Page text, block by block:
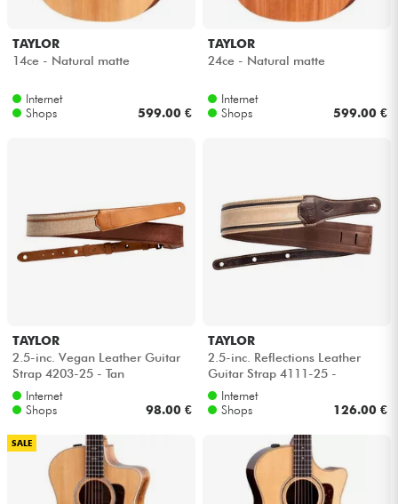
TAYLOR
14ce - Natural matte
Internet
Shops
599.00 €
TAYLOR
24ce - Natural matte
Internet
Shops
599.00 €
TAYLOR
2.5-inc. Vegan Leather Guitar
Strap 4203-25 - Tan
Internet
Shops
98.00 €
TAYLOR
2.5-inc. Reflections Leather
Guitar Strap 4111-25 -
Spruce/Ebony
Internet
Shops
126.00 €
SALE